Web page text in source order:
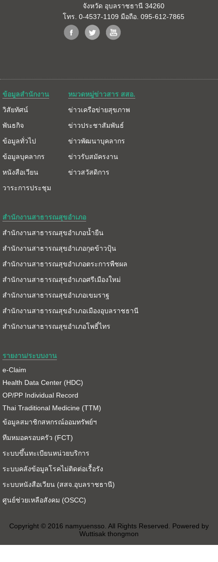
จังหวัด อุบลราชธานี 34260
โทร. 0-4537-1109 มือถือ. 095-612-7865
ข้อมูลสำนักงาน
วิสัยทัศน์
พันธกิจ
ข้อมูลทั่วไป
ข้อมูลบุคลากร
หนังสือเวียน
วาระการประชุม
หมวดหมู่ข่าวสาร สสอ.
ข่าวเครือข่ายสุขภาพ
ข่าวประชาสัมพันธ์
ข่าวพัฒนาบุคลากร
ข่าวรับสมัครงาน
ข่าวสวัสดิการ
สำนักงานสาธารณสุขอำเภอ
สำนักงานสาธารณสุขอำเภอน้ำยืน
สำนักงานสาธารณสุขอำเภอกุดข้าวปุ้น
สำนักงานสาธารณสุขอำเภอตระการพืชผล
สำนักงานสาธารณสุขอำเภอศรีเมืองใหม่
สำนักงานสาธารณสุขอำเภอเขมราฐ
สำนักงานสาธารณสุขอำเภอเมืองอุบลราชธานี
สำนักงานสาธารณสุขอำเภอโพธิ์ไทร
รายงาน/ระบบงาน
e-Claim
Health Data Center (HDC)
OP/PP Individual Record
Thai Traditional Medicine (TTM)
ข้อมูลสมาชิกสหกรณ์ออมทรัพย์ฯ
ทีมหมอครอบครัว (FCT)
ระบบขึ้นทะเบียนหน่วยบริการ
ระบบคลังข้อมูลโรคไม่ติดต่อเรื้อรัง
ระบบหนังสือเวียน (สสจ.อุบลราชธานี)
ศูนย์ช่วยเหลือสังคม (OSCC)
Copyright © 2016 namyuensso. All Rights Reserved. Powered by
Wuttisak thongmon